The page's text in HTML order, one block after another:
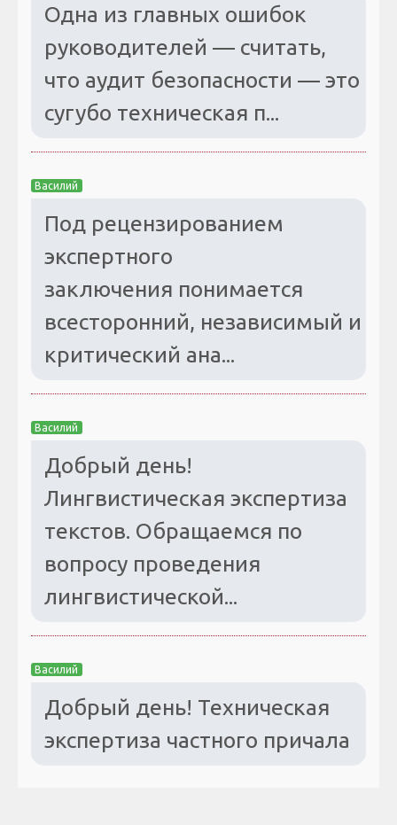
Одна из главных ошибок
руководителей — считать,
что аудит безопасности — это
сугубо техническая п...
Василий
Под рецензированием
экспертного
заключения понимается
всесторонний, независимый и
критический ана...
Василий
Добрый день!
Лингвистическая экспертиза
текстов. Обращаемся по
вопросу проведения
лингвистической...
Василий
Добрый день! Техническая
экспертиза частного причала